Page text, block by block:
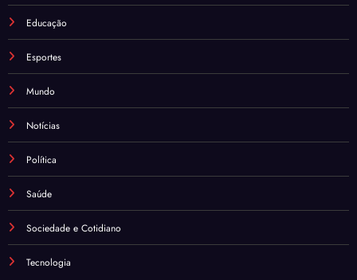
Educação
Esportes
Mundo
Notícias
Política
Saúde
Sociedade e Cotidiano
Tecnologia